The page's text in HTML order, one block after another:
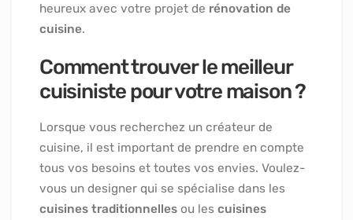
heureux avec votre projet de rénovation de
cuisine.
Comment trouver le meilleur
cuisiniste pour votre maison ?
Lorsque vous recherchez un créateur de
cuisine, il est important de prendre en compte
tous vos besoins et toutes vos envies. Voulez-
vous un designer qui se spécialise dans les
cuisines traditionnelles ou les cuisines